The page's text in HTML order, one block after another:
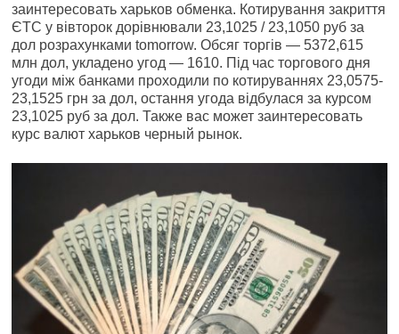
заинтересовать харьков обменка. Котирування закриття
ЄТС у вівторок дорівнювали 23,1025 / 23,1050 руб за
дол розрахунками tomorrow. Обсяг торгів — 5372,615
млн дол, укладено угод — 1610. Під час торгового дня
угоди між банками проходили по котируваннях 23,0575-
23,1525 грн за дол, остання угода відбулася за курсом
23,1025 руб за дол. Также вас может заинтересовать
курс валют харьков черный рынок.